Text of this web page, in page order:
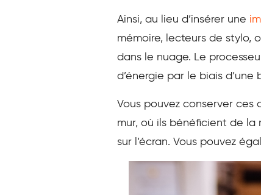
Ainsi, au lieu d’insérer une
mémoire, lecteurs de stylo,
dans le nuage. Le
d’énergie par le biais
Vous pouvez conserver
mur, où ils bénéficient de la
sur l’écran. Vous pouvez